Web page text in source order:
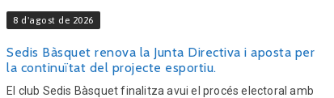
8 d'agost de 2026
Sedis Bàsquet renova la Junta Directiva i aposta per
la continuïtat del projecte esportiu.
El club Sedis Bàsquet finalitza avui el procés electoral amb